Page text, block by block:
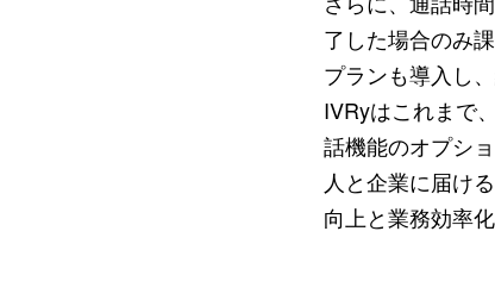
了した場合のみ
プランも導入し
IVRyはこれまで
話機能のオプシ
人と企業に届け
向上と業務効率